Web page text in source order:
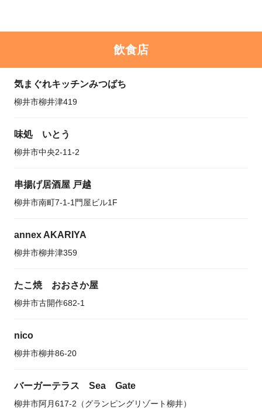
飲食店
気まぐれキッチンみつばち
柳井市柳井津419
味処 いとう
柳井市中央2-11-2
串揚げ居酒屋 戸越
柳井市南町7-1-1門屋ビル1F
annex AKARIYA
柳井市柳井津359
たこ焼 おおさか屋
柳井市古開作682-1
nico
柳井市柳井86-20
バーガーテラス Sea Gate
柳井市阿月617-2（グランピングリゾート柳井）